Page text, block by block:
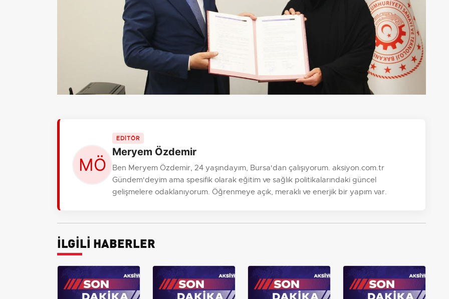
EDİTÖR
Meryem Özdemir
Ben Meryem Özdemir, 24 yaşındayım, Bursa'dan çalışıyorum. aksiyon.com.tr
Gündem'deyim ama spesifik olarak eğitim ve sağlık politikalarındaki güncel
gelişmelere odaklanıyorum. Öğrenmeye açık, meraklı ve enerjik bir yapım var.
İLGİLİ HABERLER